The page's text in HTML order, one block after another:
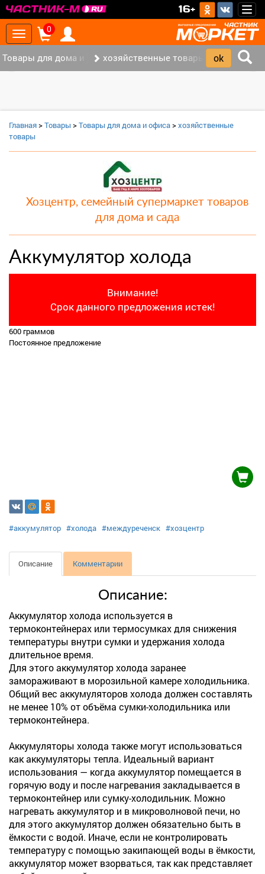
16+
Toggle
navigation
0
Товары для дома и офиса (8)хозяйственные товары (3)
Главная>Товары >Товары для дома и офиса>хозяйственные
товары
Хозцентр, семейный супермаркет товаров
для дома и сада
Аккумулятор холода
Внимание!
Срок данного предложения истек!
600 граммов
Постоянное предложение
#аккумулятор #холода #междуреченск #хозцентр
Описание Комментарии
Описание:
Аккумулятор холода используется в
термоконтейнерах или термосумках для снижения
температуры внутри сумки и удержания холода
длительное время.
Для этого аккумулятор холода заранее
замораживают в морозильной камере холодильника.
Общий вес аккумуляторов холода должен составлять
не менее 10% от объёма сумки-холодильника или
термоконтейнера.
Аккумуляторы холода также могут использоваться
как аккумуляторы тепла. Идеальный вариант
использования — когда аккумулятор помещается в
горячую воду и после нагревания закладывается в
термоконтейнер или сумку-холодильник. Можно
нагревать аккумулятор и в микроволновой печи, но
для этого аккумулятор должен обязательно быть в
ёмкости с водой. Иначе, если не контролировать
температуру с помощью закипающей воды в ёмкости,
аккумулятор может взорваться, так как представляет
‹ ›